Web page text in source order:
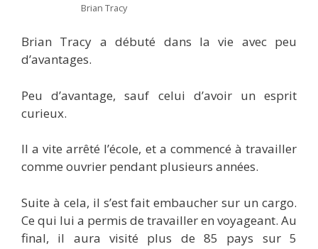
Brian Tracy
Brian Tracy a débuté dans la vie avec peu
d’avantages.
Peu d’avantage, sauf celui d’avoir un esprit
curieux.
Il a vite arrêté l’école, et a commencé à travailler
comme ouvrier pendant plusieurs années.
Suite à cela, il s’est fait embaucher sur un cargo.
Ce qui lui a permis de travailler en voyageant. Au
final, il aura visité plus de 85 pays sur 5